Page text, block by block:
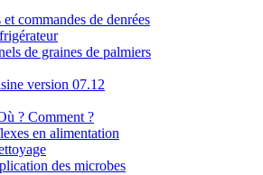
et commandes de denrées
de graines de palmiers
version 07.12
? Comment ?
en alimentation
des microbes